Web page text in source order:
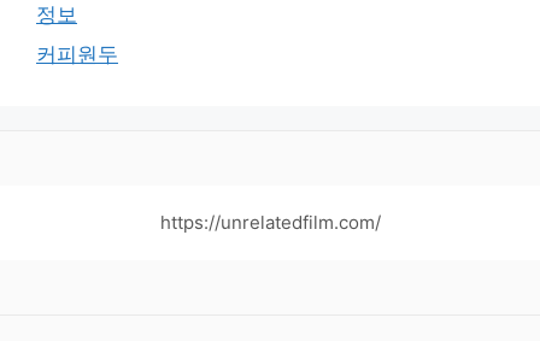
정보
커피원두
https://unrelatedfilm.com/